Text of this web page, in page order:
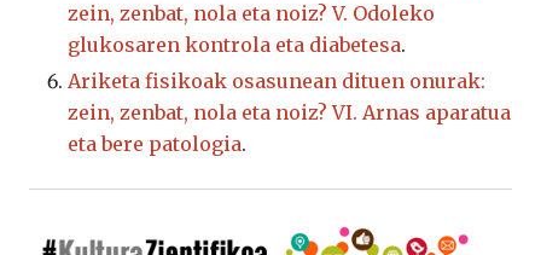
zein, zenbat, nola eta noiz? V. Odoleko
glukosaren kontrola eta diabetesa.
Ariketa fisikoak osasunean dituen onurak:
zein, zenbat, nola eta noiz? VI. Arnas aparatua
eta bere patologia.